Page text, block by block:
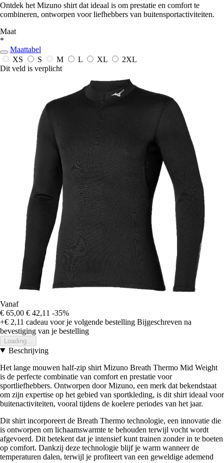
Ontdek het Mizuno shirt dat ideaal is om prestatie en comfort te
combineren, ontworpen voor liefhebbers van buitensportactiviteiten.
Maat
*
Maattabel
XS
S M L XL
2XL
Dit veld is verplicht
Vanaf
€ 65,00 € 42,11 -35%
+€ 2,11 cadeau voor je volgende bestelling Bijgeschreven na
bevestiging van je bestelling
Loading...
Beschrijving
Het lange mouwen half-zip shirt Mizuno Breath Thermo Mid Weight
is de perfecte combinatie van comfort en prestatie voor
sportliefhebbers. Ontworpen door Mizuno, een merk dat bekendstaat
om zijn expertise op het gebied van sportkleding, is dit shirt ideaal voor
buitenactiviteiten, vooral tijdens de koelere periodes van het jaar.
Dit shirt incorporeert de Breath Thermo technologie, een innovatie die
is ontworpen om lichaamswarmte te behouden terwijl vocht wordt
afgevoerd. Dit betekent dat je intensief kunt trainen zonder in te boeten
op comfort. Dankzij deze technologie blijf je warm wanneer de
temperaturen dalen, terwijl je profiteert van een geweldige ademend